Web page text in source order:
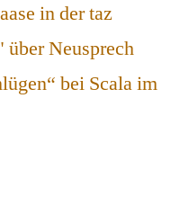
in der taz
Neusprech
bei Scala im